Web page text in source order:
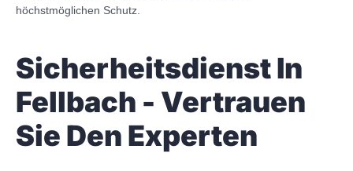
höchstmöglichen Schutz.
Sicherheitsdienst In
Fellbach - Vertrauen
Sie Den Experten